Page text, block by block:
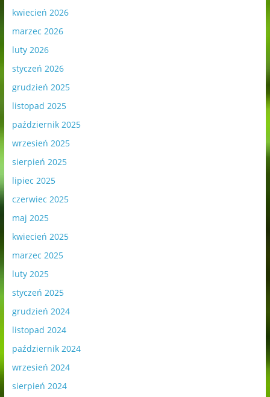
kwiecień 2026
marzec 2026
luty 2026
styczeń 2026
grudzień 2025
listopad 2025
październik 2025
wrzesień 2025
sierpień 2025
lipiec 2025
czerwiec 2025
maj 2025
kwiecień 2025
marzec 2025
luty 2025
styczeń 2025
grudzień 2024
listopad 2024
październik 2024
wrzesień 2024
sierpień 2024